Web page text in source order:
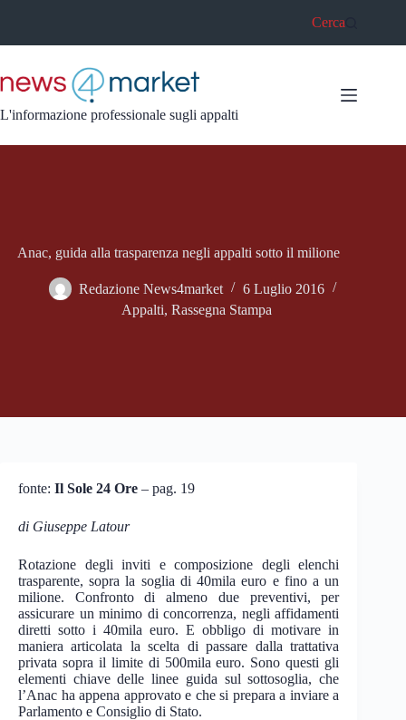
Cerca
L'informazione professionale sugli appalti
Anac, guida alla trasparenza negli appalti sotto il milione
Redazione News4market
6 Luglio 2016
Appalti,Rassegna Stampa
fonte: Il Sole 24 Ore – pag. 19
di Giuseppe Latour
Rotazione degli inviti e composizione degli elenchi
trasparente, sopra la soglia di 40mila euro e fino a un
milione. Confronto di almeno due preventivi, per
assicurare un minimo di concorrenza, negli affidamenti
diretti sotto i 40mila euro. E obbligo di motivare in
maniera articolata la scelta di passare dalla trattativa
privata sopra il limite di 500mila euro. Sono questi gli
elementi chiave delle linee guida sul sottosoglia, che
l’Anac ha appena approvato e che si prepara a inviare a
Parlamento e Consiglio di Stato.